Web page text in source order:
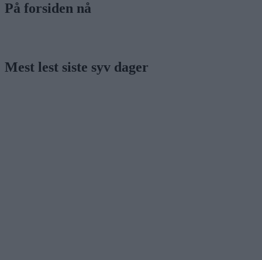
På forsiden nå
Mest lest siste syv dager